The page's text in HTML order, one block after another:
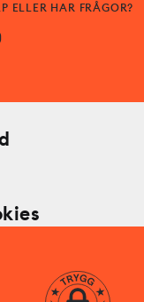
ELLER HAR FRÅGOR?